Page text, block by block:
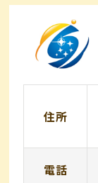
住所
電話